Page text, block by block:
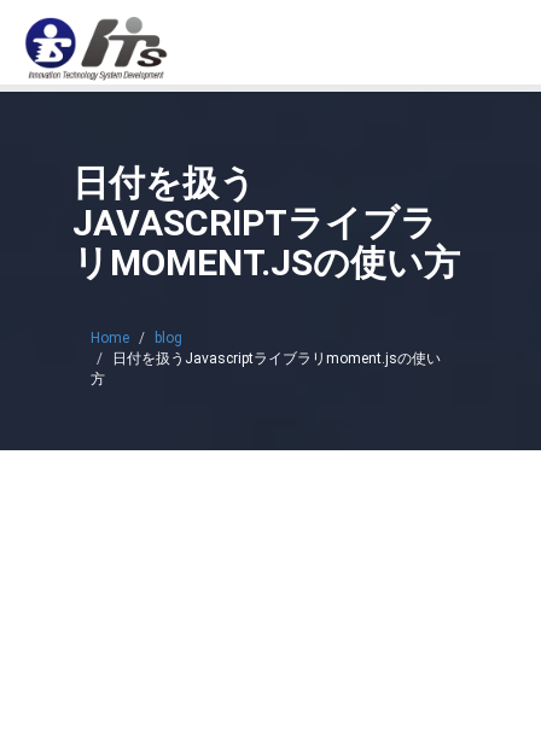
日付を扱う
JAVASCRIPTライブラ
リMOMENT.JSの使い方
Home
blog
日付を扱うJavascriptライブラリmoment.jsの使い
方